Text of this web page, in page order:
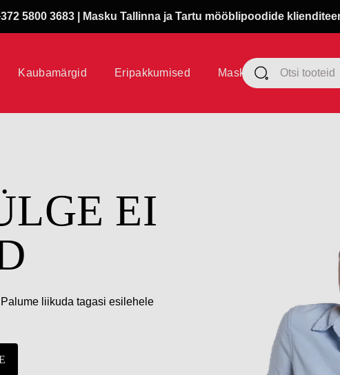
5800 3683 | Masku Tallinna ja Tartu mööblipoodide
Kaubamärgid Eripakkumised Masku klubi
EI
liikuda tagasi esilehele